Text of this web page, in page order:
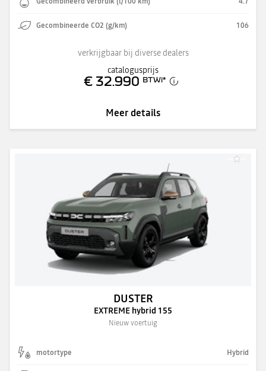
Gecombineerde CO2 (g/km) 106
verkrijgbaar bij diverse dealers
catalogusprijs
€ 32.990 BTWi*
Meer details
DUSTER
EXTREME hybrid 155
Nieuw voertuig
motortype Hybrid